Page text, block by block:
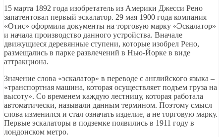
15 марта 1892 года изобретатель из Америки Джесси Рено
запатентовал первый эскалатор. 29 мая 1900 года компания
«Отис» оформила документы на торговую марку «Эскалатор»
и начала производство данного устройства. Вначале
движущиеся деревянные ступени, которые изобрел Рено,
размещались в парке развлечений в Нью-Йорке в виде
аттракциона.
Значение слова «эскалатор» в переводе с английского языка –
«транспортная машина, которая осуществляет подъем груза на
высоту». Со временем каждую лестницу, которая работала
автоматически, называли данным термином. Поэтому смысл
слова изменился и стал означать изделие, а не торговую марку.
Первые эскалаторы в подземке появились в 1911 году в
лондонском метро.